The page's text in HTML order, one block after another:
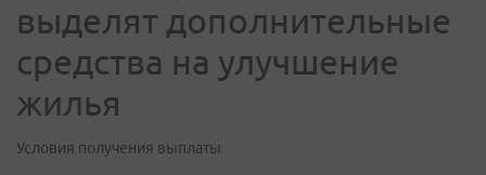
выделят дополнительные
средства на улучшение
жилья
Условия получения выплаты